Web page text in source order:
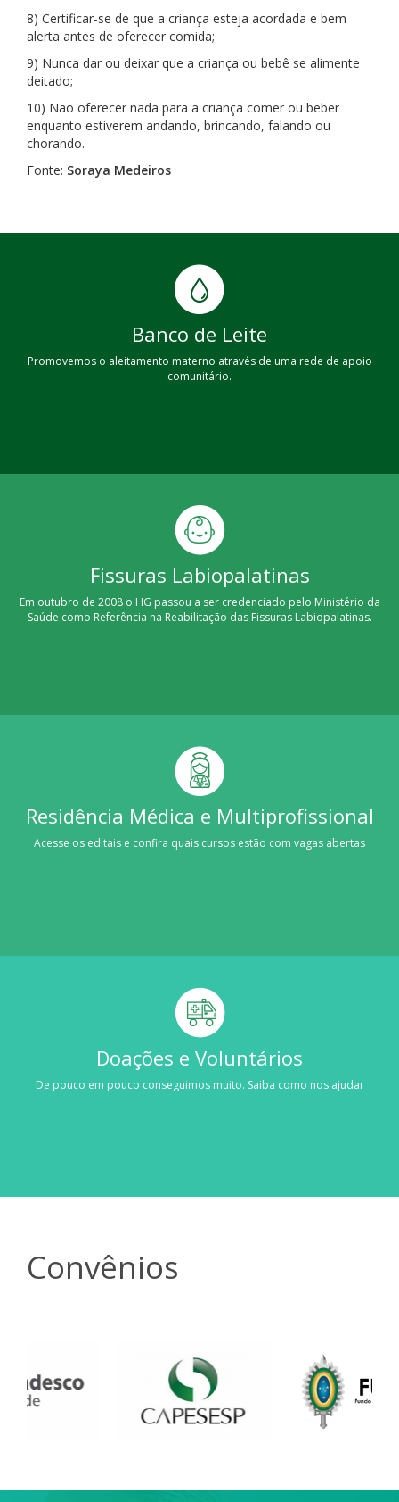
8) Certificar-se de que a criança esteja acordada e bem
alerta antes de oferecer comida;
9) Nunca dar ou deixar que a criança ou bebê se alimente
deitado;
10) Não oferecer nada para a criança comer ou beber
enquanto estiverem andando, brincando, falando ou
chorando.
Fonte: Soraya Medeiros
Banco de Leite
Promovemos o aleitamento materno através de uma rede de apoio
comunitário.
Fissuras Labiopalatinas
Em outubro de 2008 o HG passou a ser credenciado pelo Ministério da
Saúde como Referência na Reabilitação das Fissuras Labiopalatinas.
Residência Médica e Multiprofissional
Acesse os editais e confira quais cursos estão com vagas abertas
Doações e Voluntários
De pouco em pouco conseguimos muito. Saiba como nos ajudar
Convênios